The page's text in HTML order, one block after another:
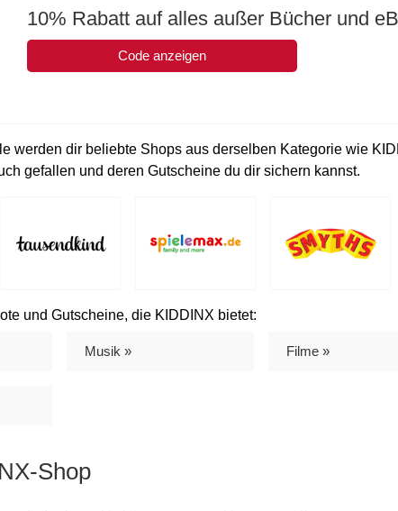
10% Rabatt auf alles außer Bücher und
Code anzeigen
werden dir beliebte Shops aus derselben Kategorie wie
gefallen und deren Gutscheine du dir sichern kannst.
und Gutscheine, die KIDDINX bietet:
Musik » Filme »
Shop